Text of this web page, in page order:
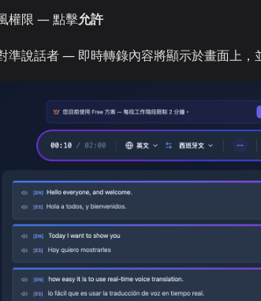
權限 — 點擊允許
準說話者 — 即時轉錄內容將顯示於畫面上，